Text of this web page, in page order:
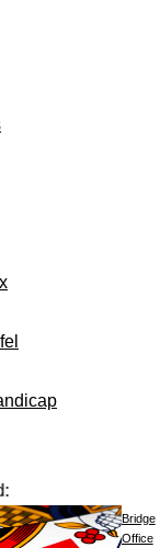
Bridge
Office